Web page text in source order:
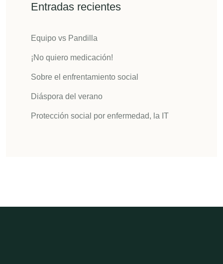
Entradas recientes
Equipo vs Pandilla
¡No quiero medicación!
Sobre el enfrentamiento social
Diáspora del verano
Protección social por enfermedad, la IT